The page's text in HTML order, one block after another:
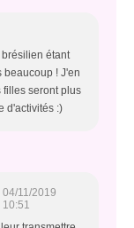
étant
beaucoup ! J'en
filles seront plus
d'activités :)
04/11/2019
10:51